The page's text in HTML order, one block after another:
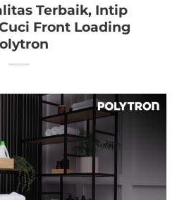
Terbaik, Intip
Front Loading